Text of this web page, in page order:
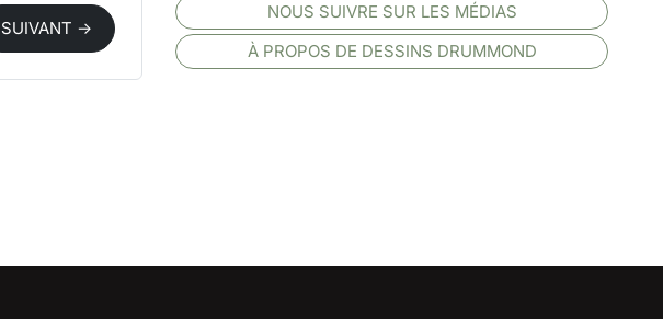
SUIVANT →
NOUS SUIVRE SUR LES MÉDIAS
À PROPOS DE DESSINS DRUMMOND